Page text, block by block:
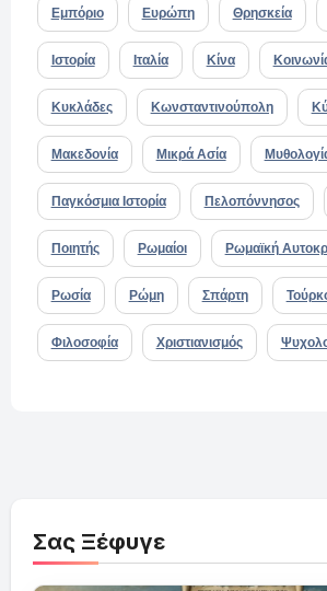
Εμπόριο Ευρώπη Θρησκεία
Ιστορία Ιταλία Κίνα
Κυκλάδες Κωνσταντινούπολη
Μακεδονία Μικρά Ασία
Παγκόσμια Ιστορία Πελοπόννησος
Ποιητής Ρωμαίοι Ρωμαϊκή
Ρωσία Ρώμη Σπάρτη
Φιλοσοφία Χριστιανισμός
Σας Ξέφυγε